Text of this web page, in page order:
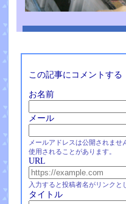
この記事にコメントする
お名前
メール
メールアドレスは公開されま
使用されることがあります。
URL
入力すると投稿者名がリンクと
タイトル